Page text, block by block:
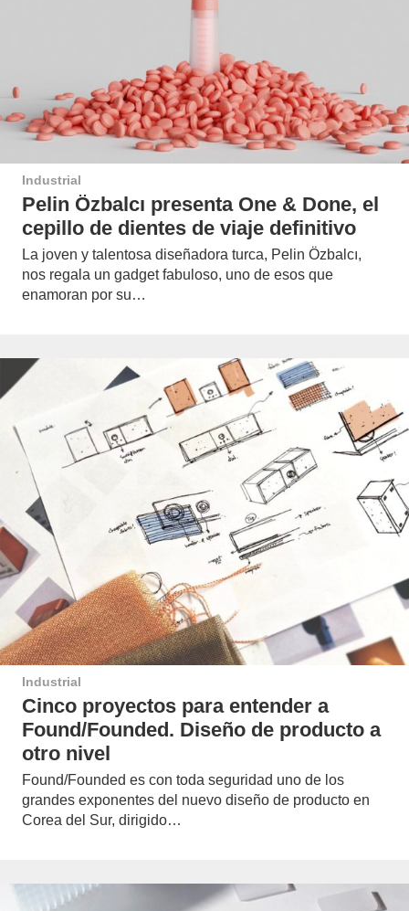
Industrial
Pelin Özbalcı presenta One & Done, el
cepillo de dientes de viaje definitivo
La joven y talentosa diseñadora turca, Pelin Özbalcı,
nos regala un gadget fabuloso, uno de esos que
enamoran por su…
Industrial
Cinco proyectos para entender a
Found/Founded. Diseño de producto a
otro nivel
Found/Founded es con toda seguridad uno de los
grandes exponentes del nuevo diseño de producto en
Corea del Sur, dirigido…